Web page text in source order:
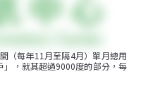
（每年11月至隔4月）單月總用
」，就其超過9000度的部分，每